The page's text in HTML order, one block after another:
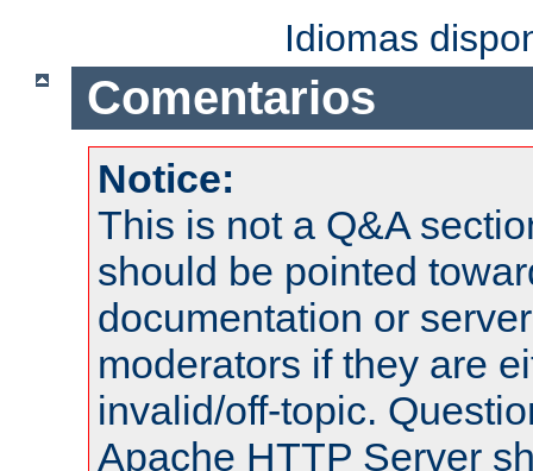
Idiomas
Comentarios
Notice:
This is not a Q&A
should be pointed
documentation or
moderators if they are
invalid/off-topic.
Apache HTTP Server